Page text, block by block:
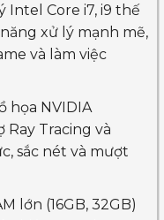
Intel Core i7, i9 thế
xử lý mạnh mẽ,
và làm việc
họa NVIDIA
Ray Tracing và
sắc nét và mượt
lớn (16GB, 32GB)